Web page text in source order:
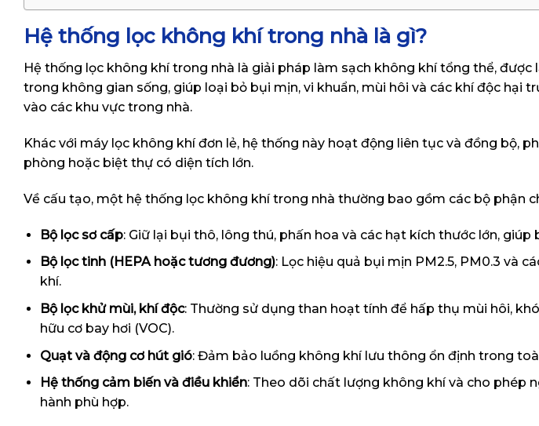
Hệ thống lọc không khí trong nhà là gì?
Hệ thống lọc không khí trong nhà là giải pháp làm sạch không khí tổng thể, được
trong không gian sống, giúp loại bỏ bụi mịn, vi khuẩn, mùi hôi và các khí độc hại
vào các khu vực trong nhà.
Khác với máy lọc không khí đơn lẻ, hệ thống này hoạt động liên tục và đồng bộ,
phòng hoặc biệt thự có diện tích lớn.
Về cấu tạo, một hệ thống lọc không khí trong nhà thường bao gồm các bộ phận
Bộ lọc sơ cấp: Giữ lại bụi thô, lông thú, phấn hoa và các hạt kích thước lớn, giúp
Bộ lọc tinh (HEPA hoặc tương đương): Lọc hiệu quả bụi mịn PM2.5, PM0.3 và
khí.
Bộ lọc khử mùi, khí độc: Thường sử dụng than hoạt tính để hấp thụ mùi hôi,
hữu cơ bay hơi (VOC).
Quạt và động cơ hút gió: Đảm bảo luồng không khí lưu thông ổn định trong
Hệ thống cảm biến và điều khiển: Theo dõi chất lượng không khí và cho phép
hành phù hợp.